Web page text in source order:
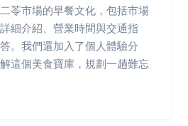
苓市場的早餐文化，包括市場
細介紹、營業時間與交通指
。我們還加入了個人體驗分
這個美食寶庫，規劃一趟難忘